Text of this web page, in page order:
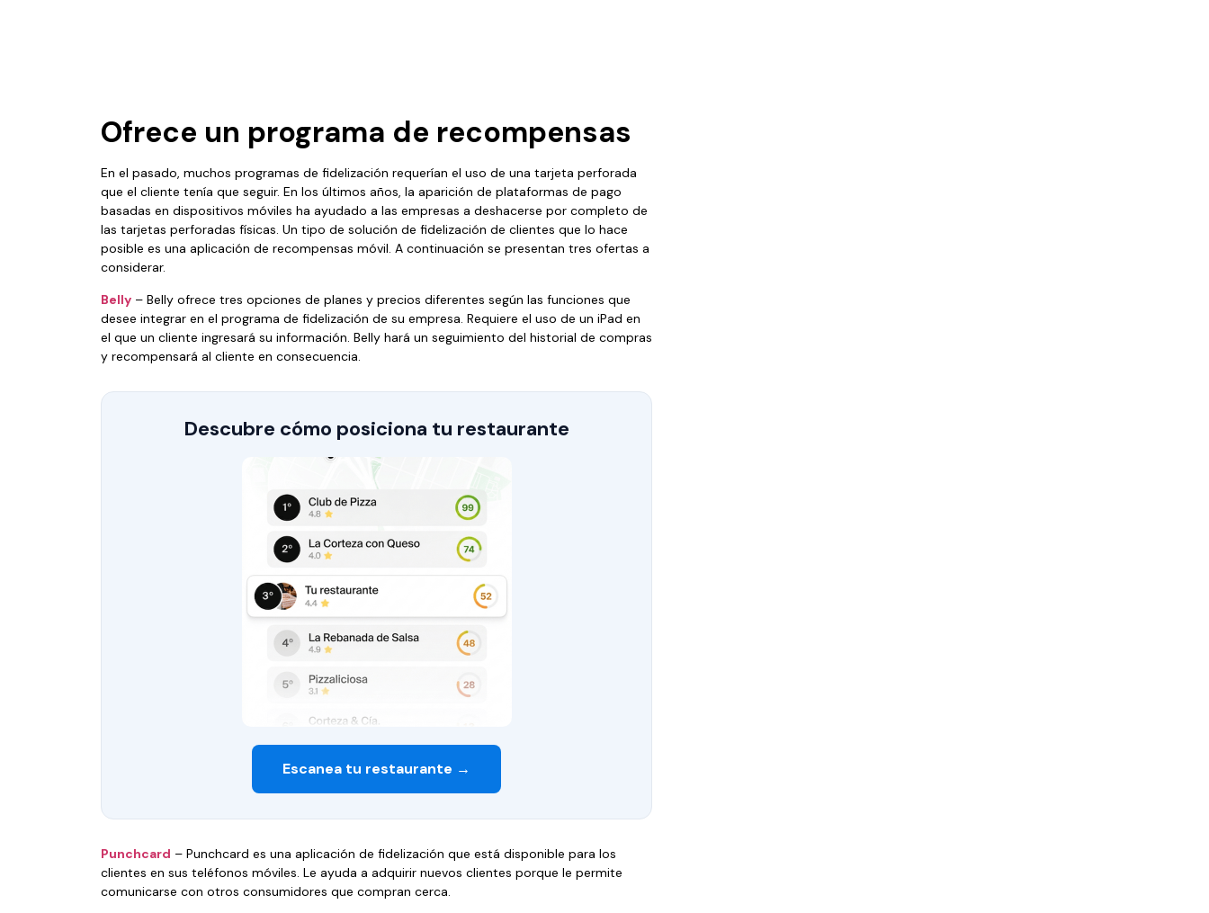
Ofrece un programa de recompensas
En el pasado, muchos programas de fidelización requerían el uso de una tarjeta perforada
que el cliente tenía que seguir. En los últimos años, la aparición de plataformas de pago
basadas en dispositivos móviles ha ayudado a las empresas a deshacerse por completo de
las tarjetas perforadas físicas. Un tipo de solución de fidelización de clientes que lo hace
posible es una aplicación de recompensas móvil. A continuación se presentan tres ofertas a
considerar.
Belly – Belly ofrece tres opciones de planes y precios diferentes según las funciones que
desee integrar en el programa de fidelización de su empresa. Requiere el uso de un iPad en
el que un cliente ingresará su información. Belly hará un seguimiento del historial de compras
y recompensará al cliente en consecuencia.
Descubre cómo posiciona tu restaurante
Escanea tu restaurante →
Punchcard – Punchcard es una aplicación de fidelización que está disponible para los
clientes en sus teléfonos móviles. Le ayuda a adquirir nuevos clientes porque le permite
comunicarse con otros consumidores que compran cerca.